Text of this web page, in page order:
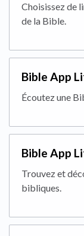
Choisissez de
de la Bible.
Bible App
Écoutez une
Bible App
Trouvez et
bibliques.